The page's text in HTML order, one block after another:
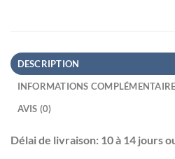
DESCRIPTION
INFORMATIONS
AVIS (0)
Délai de livraison: 10 à 14 jours